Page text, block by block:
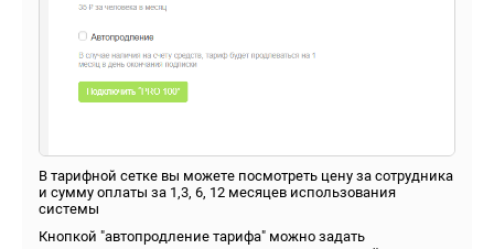
В тарифной сетке вы можете посмотреть цену за сотрудника
и сумму оплаты за 1,3, 6, 12 месяцев использования
системы
Кнопкой "автопродление тарифа" можно задать